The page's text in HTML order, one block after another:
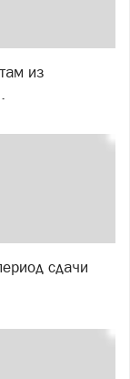
из
сдачи